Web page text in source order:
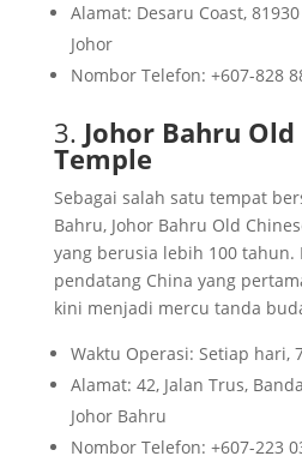
sesuai untuk keluarga?
Di mana lokasi terbaik
pantai di Johor?
alam semulajadi di
Adakah Johor
yang menarik?
Bolehkah saya
Adakah terdapat
Apakah tempat
sejarah dan budaya?
Apakah waktu terbaik
Adakah Johor sesuai
Alamat: Desaru Coast,
Johor
Nombor Telefon: +607-828
3. Johor Bahru Old
Temple
Sebagai salah satu tempat
Bahru, Johor Bahru Old
yang berusia lebih 100
pendatang China yang
kini menjadi mercu tanda
Waktu Operasi: Setiap hari,
Alamat: 42, Jalan Trus,
Johor Bahru
Nombor Telefon: +607-223